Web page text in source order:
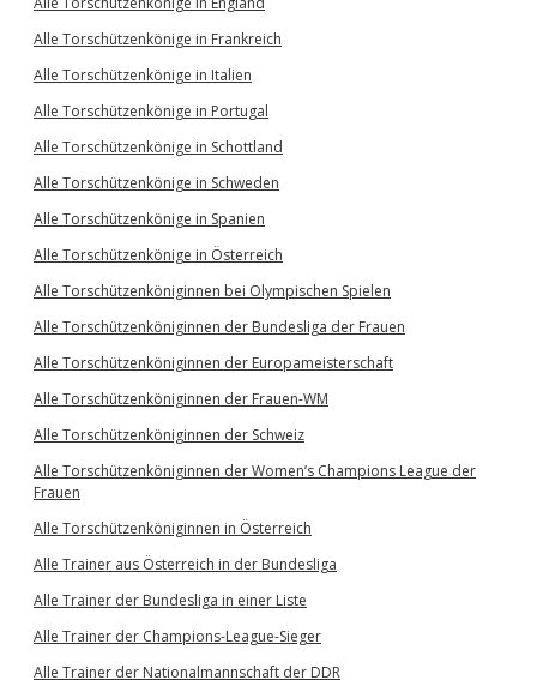
Alle Torschützenkönige in Frankreich
Alle Torschützenkönige in Italien
Alle Torschützenkönige in Portugal
Alle Torschützenkönige in Schottland
Alle Torschützenkönige in Schweden
Alle Torschützenkönige in Spanien
Alle Torschützenkönige in Österreich
Alle Torschützenköniginnen bei Olympischen Spielen
Alle Torschützenköniginnen der Bundesliga der Frauen
Alle Torschützenköniginnen der Europameisterschaft
Alle Torschützenköniginnen der Frauen-WM
Alle Torschützenköniginnen der Schweiz
Alle Torschützenköniginnen der Women’s Champions League der
Frauen
Alle Torschützenköniginnen in Österreich
Alle Trainer aus Österreich in der Bundesliga
Alle Trainer der Bundesliga in einer Liste
Alle Trainer der Champions-League-Sieger
Alle Trainer der Nationalmannschaft der DDR